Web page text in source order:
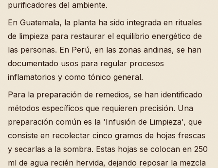
purificadores del ambiente.
En Guatemala, la planta ha sido integrada en rituales
de limpieza para restaurar el equilibrio energético de
las personas. En Perú, en las zonas andinas, se han
documentado usos para regular procesos
inflamatorios y como tónico general.
Para la preparación de remedios, se han identificado
métodos específicos que requieren precisión. Una
preparación común es la 'Infusión de Limpieza', que
consiste en recolectar cinco gramos de hojas frescas
y secarlas a la sombra. Estas hojas se colocan en 250
ml de agua recién hervida, dejando reposar la mezcla